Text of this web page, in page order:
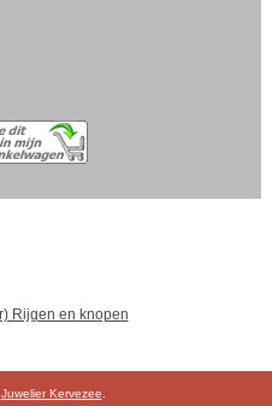
Juwelier Kervezee.